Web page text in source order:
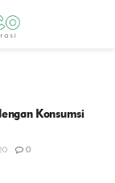
Konsumsi
0